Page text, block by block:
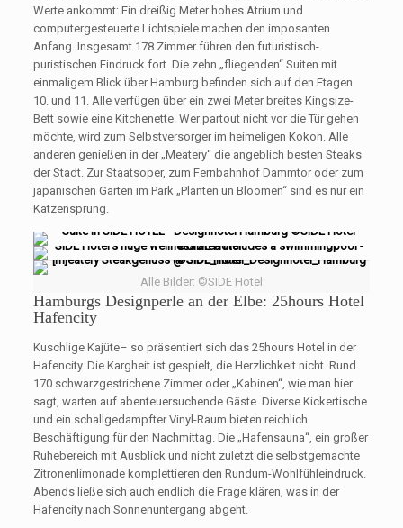
Werte ankommt: Ein dreißig Meter hohes Atrium und
computergesteuerte Lichtspiele machen den imposanten
Anfang. Insgesamt 178 Zimmer führen den futuristisch-
puristischen Eindruck fort. Die zehn „fliegenden“ Suiten mit
einmaligem Blick über Hamburg befinden sich auf den Etagen
10. und 11. Alle verfügen über ein zwei Meter breites Kingsize-
Bett sowie eine Kitchenette. Wer partout nicht vor die Tür gehen
möchte, wird zum Selbstversorger im heimeligen Kokon. Alle
anderen genießen in der „Meatery“ die angeblich besten Steaks
der Stadt. Zur Staatsoper, zum Fernbahnhof Dammtor oder zum
japanischen Garten im Park „Planten un Bloomen“ sind es nur ein
Katzensprung.
Alle Bilder: ©SIDE Hotel
Hamburgs Designperle an der Elbe: 25hours Hotel
Hafencity
Kuschlige Kajüte– so präsentiert sich das 25hours Hotel in der
Hafencity. Die Kargheit ist gespielt, die Herzlichkeit nicht. Rund
170 schwarzgestrichene Zimmer oder „Kabinen“, wie man hier
sagt, warten auf abenteuersuchende Gäste. Diverse Kickertische
und ein schallgedampfter Vinyl-Raum bieten reichlich
Beschäftigung für den Nachmittag. Die „Hafensauna“, ein großer
Ruhebereich mit Ausblick und nicht zuletzt die selbstgemachte
Zitronenlimonade komplettieren den Rundum-Wohlfühleindruck.
Abends ließe sich auch endlich die Frage klären, was in der
Hafencity nach Sonnenuntergang abgeht.